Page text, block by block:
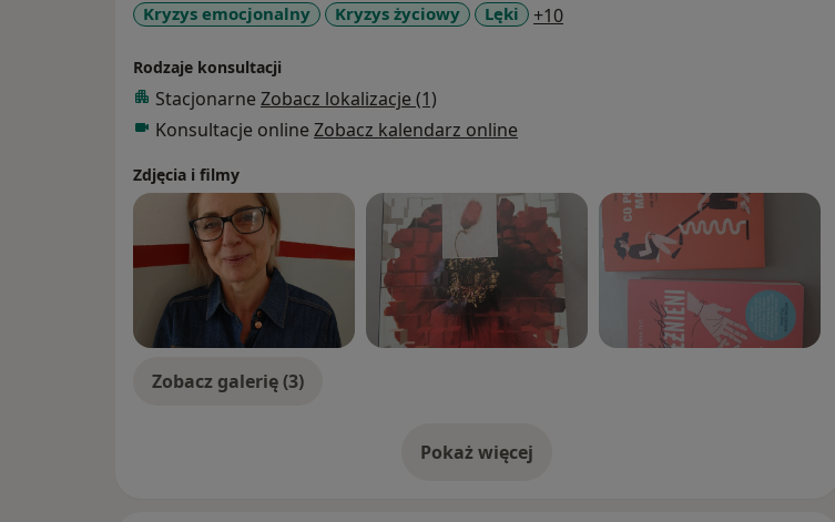
Kryzys emocjonalny Kryzys życiowy Lęki +10a11y_sr_more_diseases
Rodzaje konsultacji
Stacjonarne Zobacz lokalizacje (1)
Konsultacje online Zobacz kalendarz online
Zdjęcia i filmy
Zobacz galerię (3)
Pokaż więcejo doświadczeniu